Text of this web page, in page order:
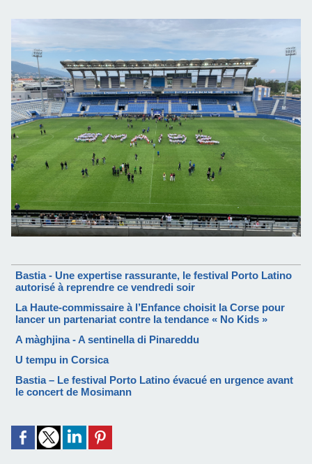
Bastia - Une expertise rassurante, le festival Porto Latino
autorisé à reprendre ce vendredi soir
La Haute-commissaire à l’Enfance choisit la Corse pour
lancer un partenariat contre la tendance « No Kids »
A màghjina - A sentinella di Pinareddu
U tempu in Corsica
Bastia – Le festival Porto Latino évacué en urgence avant
le concert de Mosimann